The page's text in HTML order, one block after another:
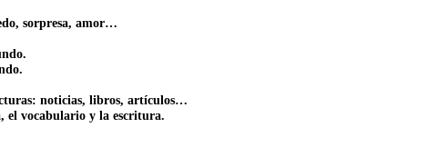
sorpresa, amor…
noticias, libros, artículos…
el vocabulario y la escritura.